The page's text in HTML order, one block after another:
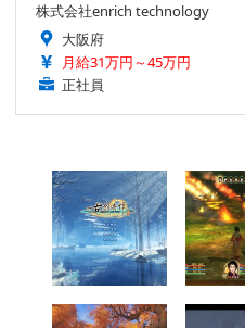
株式会社enrich technology
大阪府
月給31万円～45万円
正社員